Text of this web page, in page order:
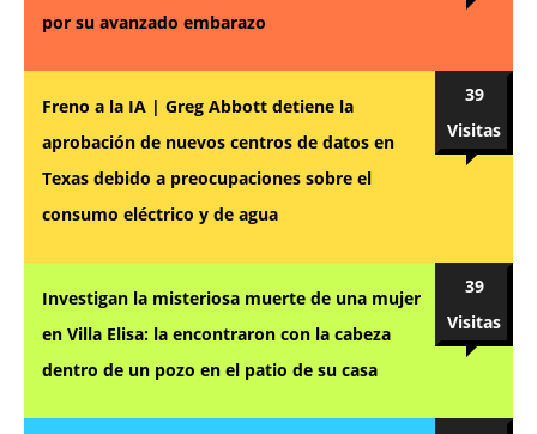
por su avanzado embarazo
Freno a la IA | Greg Abbott detiene la
aprobación de nuevos centros de datos en
Texas debido a preocupaciones sobre el
consumo eléctrico y de agua
39
Visitas
Investigan la misteriosa muerte de una mujer
en Villa Elisa: la encontraron con la cabeza
dentro de un pozo en el patio de su casa
39
Visitas